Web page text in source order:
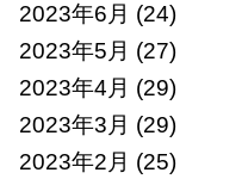
2023年6月 (24)
2023年5月 (27)
2023年4月 (29)
2023年3月 (29)
2023年2月 (25)